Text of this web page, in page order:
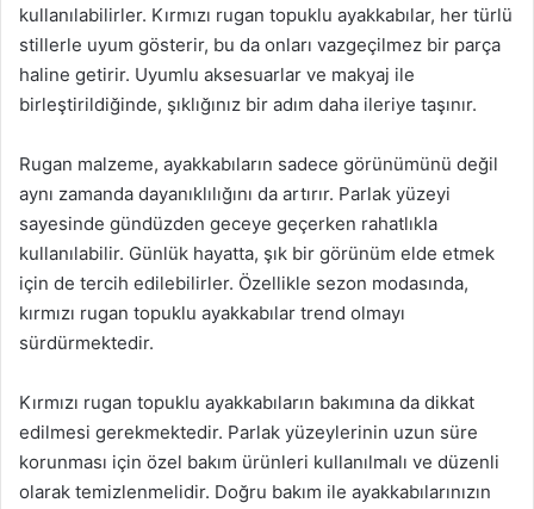
kullanılabilirler. Kırmızı rugan topuklu ayakkabılar, her türlü
stillerle uyum gösterir, bu da onları vazgeçilmez bir parça
haline getirir. Uyumlu aksesuarlar ve makyaj ile
birleştirildiğinde, şıklığınız bir adım daha ileriye taşınır.
Rugan malzeme, ayakkabıların sadece görünümünü değil
aynı zamanda dayanıklılığını da artırır. Parlak yüzeyi
sayesinde gündüzden geceye geçerken rahatlıkla
kullanılabilir. Günlük hayatta, şık bir görünüm elde etmek
için de tercih edilebilirler. Özellikle sezon modasında,
kırmızı rugan topuklu ayakkabılar trend olmayı
sürdürmektedir.
Kırmızı rugan topuklu ayakkabıların bakımına da dikkat
edilmesi gerekmektedir. Parlak yüzeylerinin uzun süre
korunması için özel bakım ürünleri kullanılmalı ve düzenli
olarak temizlenmelidir. Doğru bakım ile ayakkabılarınızın